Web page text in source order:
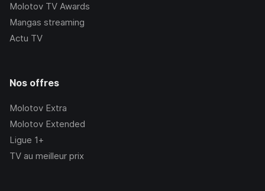
Molotov TV Awards
Mangas streaming
Actu TV
Nos offres
Molotov Extra
Molotov Extended
Ligue 1+
TV au meilleur prix